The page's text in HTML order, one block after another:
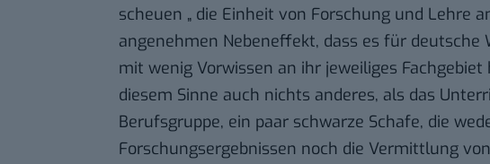
scheuen „ die Einheit von Forschung und
angenehmen Nebeneffekt, dass es für
mit wenig Vorwissen an ihr jeweiliges
diesem Sinne auch nichts anderes, als das
Berufsgruppe, ein paar schwarze Schafe, die
Forschungsergebnissen noch die Vermittlung